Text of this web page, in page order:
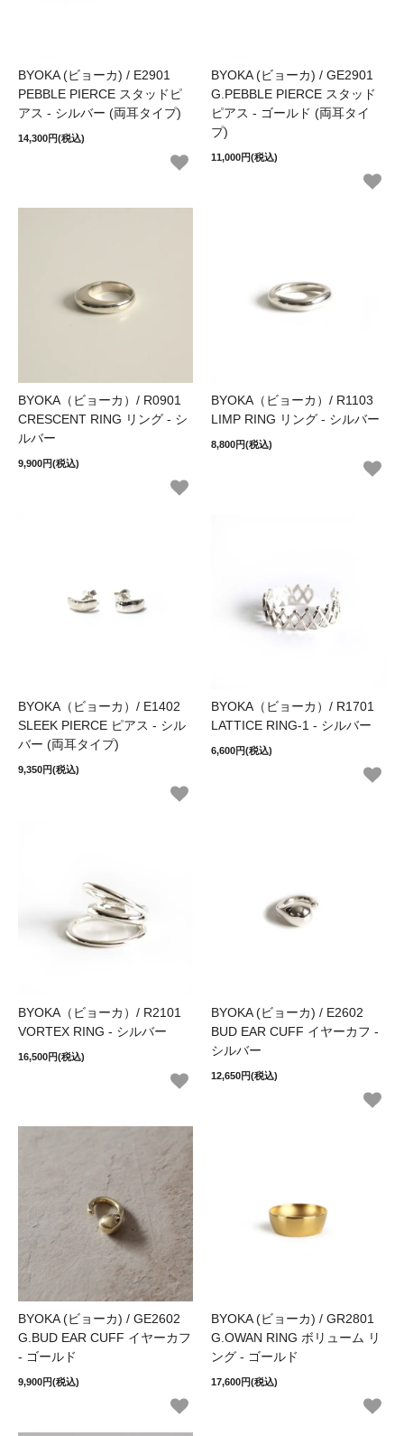
BYOKA (ビョーカ) / E2901
PEBBLE PIERCE スタッドピ
アス - シルバー (両耳タイプ)
14,300円(税込)
BYOKA (ビョーカ) / GE2901
G.PEBBLE PIERCE スタッド
ピアス - ゴールド (両耳タイ
プ)
11,000円(税込)
BYOKA（ビョーカ）/ R0901
CRESCENT RING リング - シ
ルバー
9,900円(税込)
BYOKA（ビョーカ）/ R1103
LIMP RING リング - シルバー
8,800円(税込)
BYOKA（ビョーカ）/ E1402
SLEEK PIERCE ピアス - シル
バー (両耳タイプ)
9,350円(税込)
BYOKA（ビョーカ）/ R1701
LATTICE RING-1 - シルバー
6,600円(税込)
BYOKA（ビョーカ）/ R2101
VORTEX RING - シルバー
16,500円(税込)
BYOKA (ビョーカ) / E2602
BUD EAR CUFF イヤーカフ -
シルバー
12,650円(税込)
BYOKA (ビョーカ) / GE2602
G.BUD EAR CUFF イヤーカフ
- ゴールド
9,900円(税込)
BYOKA (ビョーカ) / GR2801
G.OWAN RING ボリューム リ
ング - ゴールド
17,600円(税込)